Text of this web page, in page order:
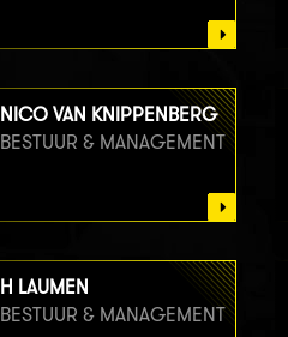
NICO VAN KNIPPENBERG
BESTUUR & MANAGEMENT
H LAUMEN
BESTUUR & MANAGEMENT